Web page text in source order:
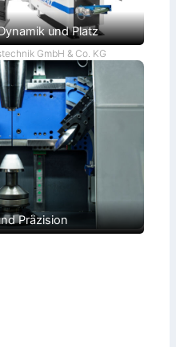
und Platz
GmbH & Co. KG
Präzision